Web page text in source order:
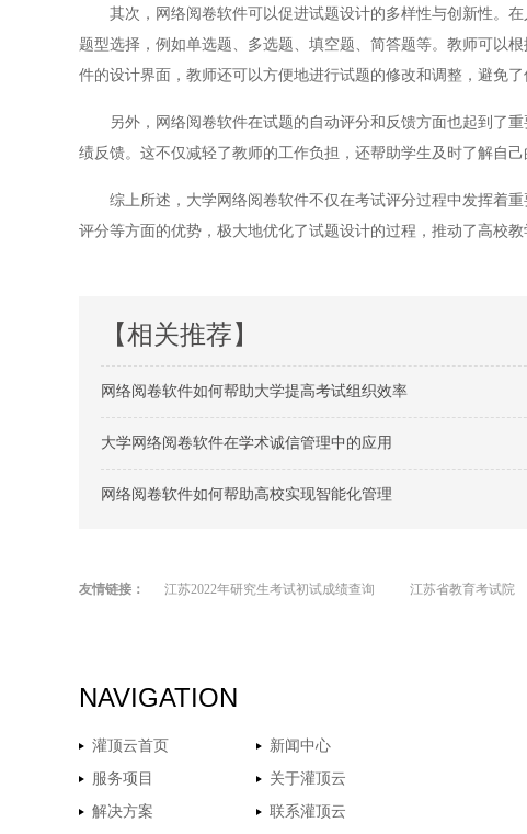
其次，网络阅卷软件可以促进试题设计的多样性与创新性。在
题型选择，例如单选题、多选题、填空题、简答题等。教师可以
件的设计界面，教师还可以方便地进行试题的修改和调整，避免了
另外，网络阅卷软件在试题的自动评分和反馈方面也起到了重
绩反馈。这不仅减轻了教师的工作负担，还帮助学生及时了解自己
综上所述，大学网络阅卷软件不仅在考试评分过程中发挥着重
评分等方面的优势，极大地优化了试题设计的过程，推动了高校教
【相关推荐】
网络阅卷软件如何帮助大学提高考试组织效率
大学网络阅卷软件在学术诚信管理中的应用
网络阅卷软件如何帮助高校实现智能化管理
友情链接： 江苏2022年研究生考试初试成绩查询 江苏省教育考试院
NAVIGATION
灌顶云首页
新闻中心
服务项目
关于灌顶云
解决方案
联系灌顶云